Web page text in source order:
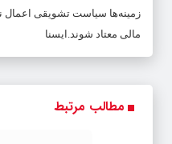
زمینه‌ها سیاست تشویقی اعمال
مالی معتاد شوند.ایسنا
مطالب مرتبط